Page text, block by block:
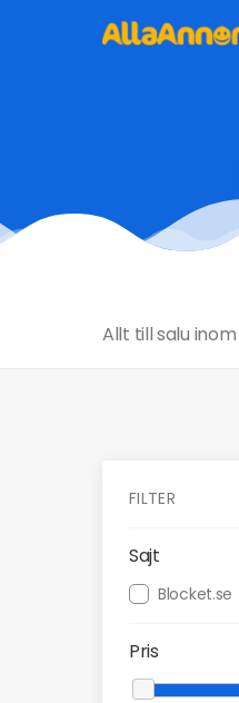
Allt till salu inom
FILTER
Sajt
Blocket.se
Pris